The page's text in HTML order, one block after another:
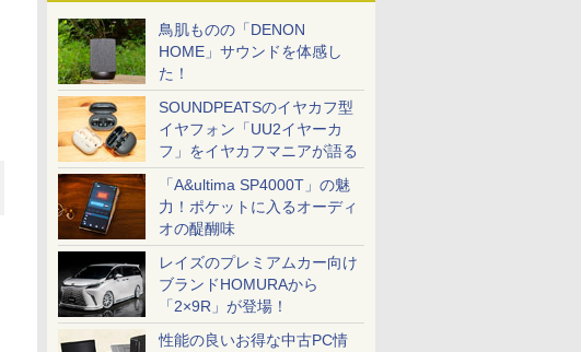
鳥肌ものの「DENON
HOME」サウンドを体感し
た！
SOUNDPEATSのイヤカフ型
イヤフォン「UU2イヤーカ
フ」をイヤカフマニアが語る
「A&ultima SP4000T」の魅
力！ポケットに入るオーディ
オの醍醐味
レイズのプレミアムカー向け
ブランドHOMURAから
「2×9R」が登場！
性能の良いお得な中古PC情